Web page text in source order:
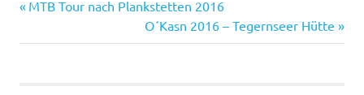
Beitragsnavigation
Vorheriger
MTB Tour nach Plankstetten 2016
Nächster
Beitrag:
O´Kasn 2016 – Tegernseer Hütte